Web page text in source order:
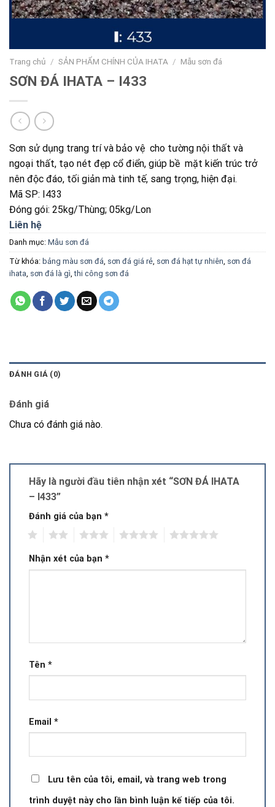
Trang chủ / SẢN PHẨM CHÍNH CỦA IHATA / Mẫu sơn đá
SƠN ĐÁ IHATA – I433
Sơn sử dụng trang trí và bảo vệ cho tường nội thất và
ngoại thất, tạo nét đẹp cổ điển, giúp bề mặt kiến trúc trở
nên độc đáo, tối giản mà tinh tế, sang trọng, hiện đại.
Mã SP: I433
Đóng gói: 25kg/Thùng; 05kg/Lon
Liên hệ
Danh mục: Mẫu sơn đá
Từ khóa: bảng màu sơn đá, sơn đá giá rẻ, sơn đá hạt tự nhiên, sơn đá
ihata, sơn đá là gì,thi công sơn đá
ĐÁNH GIÁ (0)
Đánh giá
Chưa có đánh giá nào.
Hãy là người đầu tiên nhận xét “SƠN ĐÁ IHATA
– I433”
Đánh giá của bạn *
Nhận xét của bạn *
Tên *
Email *
Lưu tên của tôi, email, và trang web trong
trình duyệt này cho lần bình luận kế tiếp của tôi.